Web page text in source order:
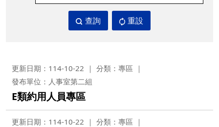
查詢 重設
更新日期：114-10-22
分類：專區
發布單位：人事室第二組
E類約用人員專區
更新日期：114-10-22
分類：專區